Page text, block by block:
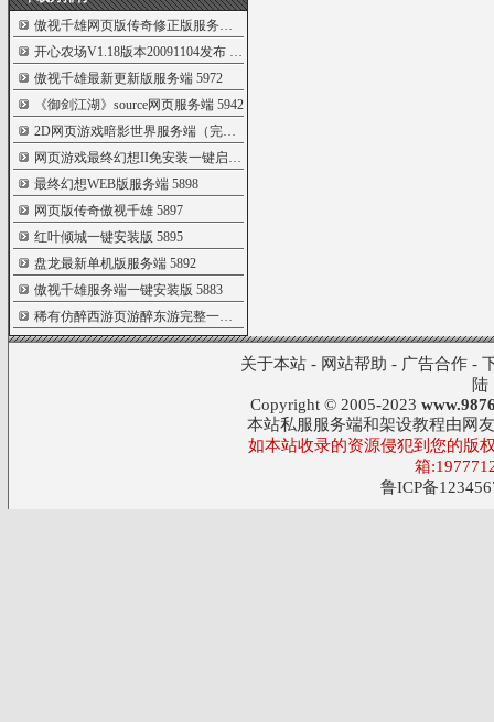
傲视千雄网页版传奇修正版服务端
开心农场V1.18版本20091104发布5999
傲视千雄最新更新版服务端5972
《御剑江湖》source网页服务端5942
2D网页游戏暗影世界服务端（完整版）
网页游戏最终幻想II免安装一键启动服务
最终幻想WEB版服务端5898
网页版传奇傲视千雄5897
红叶倾城一键安装版 5895
盘龙最新单机版服务端5892
傲视千雄服务端一键安装版 5883
稀有仿醉西游页游醉东游完整一键端
关于本站- 网站帮助 - 广告合作-
陆
Copyright © 2005-2023
本站私服服务端和架设教程由网
如本站收录的资源侵犯到您的版
箱
鲁ICP备